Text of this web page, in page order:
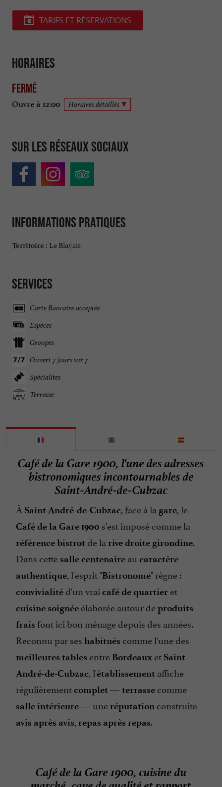
TARIFS ET RÉSERVATIONS
Horaires
Fermé
Ouvre à 12:00 Horaires détaillés
Sur les réseaux sociaux
Informations pratiques
Territoire : Le Blayais
Services
Carte Bancaire acceptée
Espèces
Groupes
Ouvert 7 jours sur 7
Spécialites
Terrasse
Café de la Gare 1900, l'une des adresses
bistronomiques incontournables de
Saint-André-de-Cubzac
À Saint-André-de-Cubzac , face à la gare , le
Café de la Gare 1900 s'est imposé comme la
référence bistrot de la rive droite girondine.
Dans cette salle centenaire au caractère
authentique , l'esprit "Bistronome" règne :
convivialitéd'un vrai café de quartier et
cuisine soignée élaborée autour deproduits
frais font ici bon ménage depuis des années.
Reconnu par ses habitués comme l'une des
meilleures tables entre Bordeaux et Saint-
André-de-Cubzac , l'établissement affiche
régulièrementcomplet — terrasse comme
salle intérieure— une réputation construite
avis après avis repas après repas.
Café de la Gare 1900, cuisine du